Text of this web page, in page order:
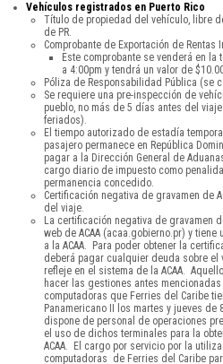
Vehículos registrados en Puerto Rico
Título de propiedad del vehículo, libre
de PR.
Comprobante de Exportación de Rentas
Este comprobante se venderá en
a 4:00pm y tendrá un valor de
Póliza de Responsabilidad Pública (se
Se requiere una pre-inspección de
pueblo, no más de 5 días antes del
feriados).
El tiempo autorizado de estadía
pasajero permanece en República
pagar a la Dirección General de
cargo diario de impuesto como
permanencia concedido.
Certificación negativa de gravamen de
del viaje.
La certificación negativa de gravamen
web de ACAA (acaa.gobierno.pr) y
a la ACAA. Para poder obtener la
deberá pagar cualquier deuda sobre
refleje en el sistema de la ACAA.
hacer las gestiones antes
computadoras que Ferries del Caribe
Panamericano II los martes y jueves de
dispone de personal de operaciones
el uso de dichos terminales para la
ACAA. El cargo por servicio por la
computadoras de Ferries del Caribe